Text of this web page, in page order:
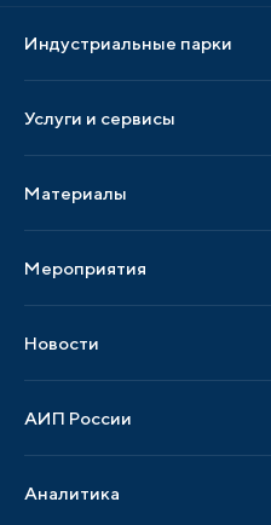
Индустриальные парки
Парки по регионам
Услуги и сервисы
Услуги по локализации
Аналитика
Материалы
Публикации СМИ и статьи
Образцы документов
Мероприятия
Мероприятия отрасли
Новости
Новости отрасли
АИП России
Члены ассоциации